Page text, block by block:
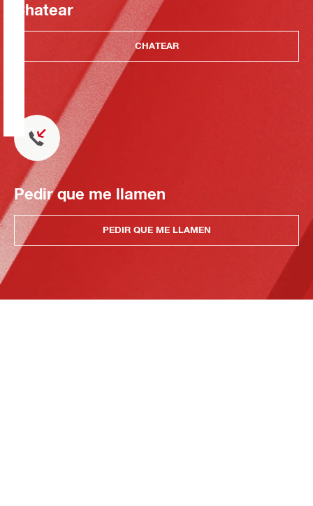
Chatear
CHATEAR
Pedir que me llamen
PEDIR QUE ME LLAMEN